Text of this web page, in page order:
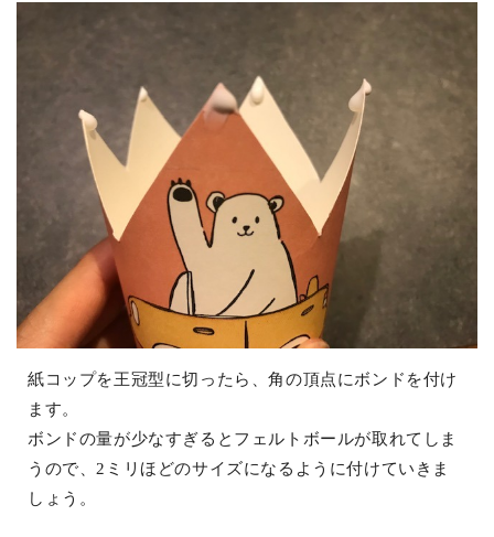
紙コップを王冠型に切ったら、角の頂点にボンドを付け
ます。
ボンドの量が少なすぎるとフェルトボールが取れてしま
うので、2ミリほどのサイズになるように付けていきま
しょう。